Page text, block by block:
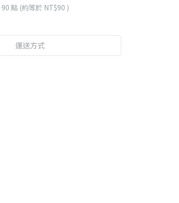
90 點 (約等於 NT$90 )
運送方式